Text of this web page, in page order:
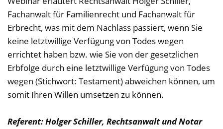
Fachanwalt für Familienrecht und Fachanwalt für
Erbrecht, was mit dem Nachlass passiert, wenn Sie
keine letztwillige Verfügung von Todes wegen
errichtet haben bzw. wie Sie von der gesetzlichen
Erbfolge durch eine letztwillige Verfügung von Todes
wegen (Stichwort: Testament) abweichen können, um
somit Ihren Willen umsetzen zu können.
Referent: Holger Schiller, Rechtsanwalt und Notar